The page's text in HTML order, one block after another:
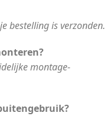
bestelling is verzonden.
montage-